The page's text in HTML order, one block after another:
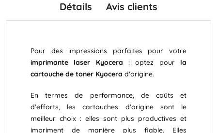
Détails Avis clients
Pour des impressions parfaites pour votre
imprimante laser Kyocera : optez pour la
cartouche de toner Kyocera d'origine.
En termes de performance, de coûts et
d'efforts, les cartouches d'origine sont le
meilleur choix : elles sont plus productives et
impriment de manière plus fiable. Elles